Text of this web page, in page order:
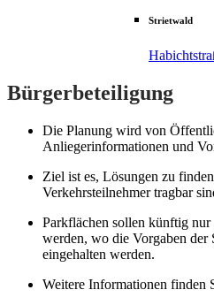
Strietwald
Bürgerbeteiligung
Die Planung wird von
Anliegerinformationen und
Ziel ist es, Lösungen zu
Verkehrsteilnehmer tragbar
Parkflächen sollen künftig nur
werden, wo die Vorgaben der
eingehalten werden.
Weitere Informationen finden